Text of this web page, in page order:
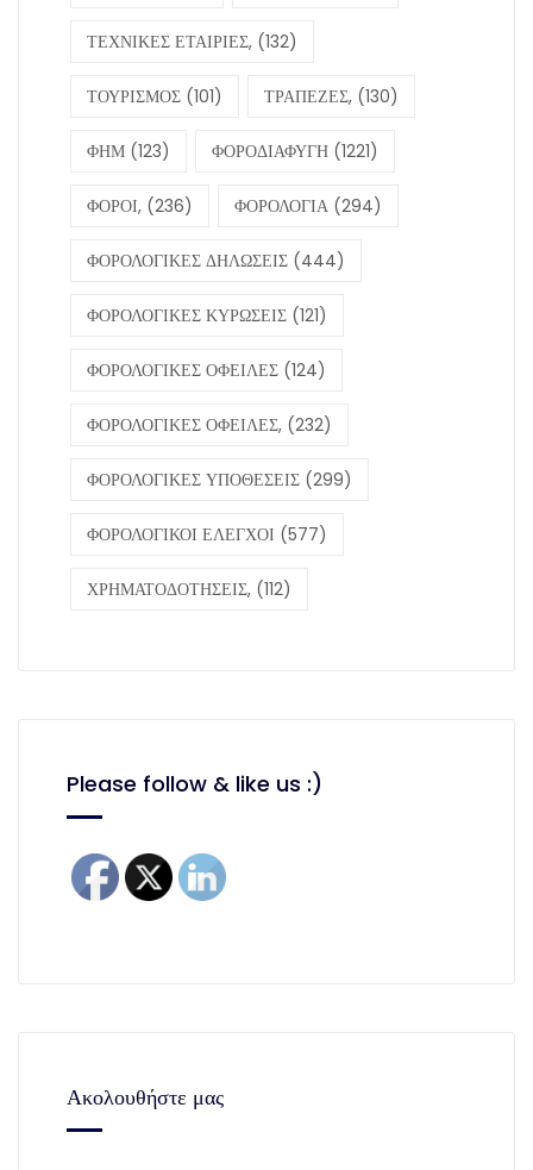
ΤΕΧΝΙΚΕΣ ΕΤΑΙΡΙΕΣ, (132)
ΤΟΥΡΙΣΜΟΣ (101) ΤΡΑΠΕΖΕΣ, (130)
ΦΗΜ (123) ΦΟΡΟΔΙΑΦΥΓΗ (1221)
ΦΟΡΟΙ, (236) ΦΟΡΟΛΟΓΙΑ (294)
ΦΟΡΟΛΟΓΙΚΕΣ ΔΗΛΩΣΕΙΣ (444)
ΦΟΡΟΛΟΓΙΚΕΣ ΚΥΡΩΣΕΙΣ (121)
ΦΟΡΟΛΟΓΙΚΕΣ ΟΦΕΙΛΕΣ (124)
ΦΟΡΟΛΟΓΙΚΕΣ ΟΦΕΙΛΕΣ, (232)
ΦΟΡΟΛΟΓΙΚΕΣ ΥΠΟΘΕΣΕΙΣ (299)
ΦΟΡΟΛΟΓΙΚΟΙ ΕΛΕΓΧΟΙ (577)
ΧΡΗΜΑΤΟΔΟΤΗΣΕΙΣ, (112)
Please follow & like us :)
Ακολουθήστε μας